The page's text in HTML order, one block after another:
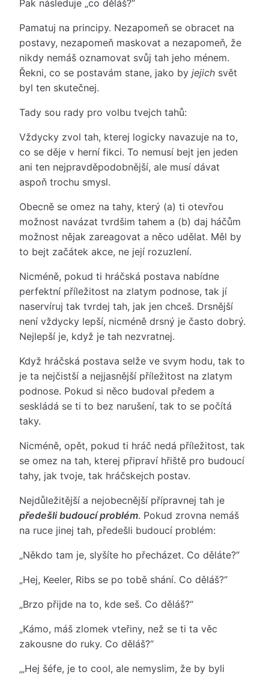
Pak následuje „co děláš?“
Pamatuj na principy. Nezapomeň se obracet na
postavy, nezapomeň maskovat a nezapomeň, že
nikdy nemáš oznamovat svůj tah jeho ménem.
Řekni, co se postavám stane, jako by jejich svět
byl ten skutečnej.
Tady sou rady pro volbu tvejch tahů:
Vždycky zvol tah, kterej logicky navazuje na to,
co se děje v herní fikci. To nemusí bejt jen jeden
ani ten nejpravděpodobnější, ale musí dávat
aspoň trochu smysl.
Obecně se omez na tahy, který (a) ti otevřou
možnost navázat tvrdšim tahem a (b) daj háčům
možnost nějak zareagovat a něco udělat. Měl by
to bejt začátek akce, ne její rozuzlení.
Nicméně, pokud ti hráčská postava nabídne
perfektní příležitost na zlatym podnose, tak jí
naservíruj tak tvrdej tah, jak jen chceš. Drsnější
není vždycky lepší, nicméně drsný je často dobrý.
Nejlepší je, když je tah nezvratnej.
Když hráčská postava selže ve svym hodu, tak to
je ta nejčistší a nejjasnější příležitost na zlatym
podnose. Pokud si něco budoval předem a
seskládá se ti to bez narušení, tak to se počítá
taky.
Nicméně, opět, pokud ti hráč nedá příležitost, tak
se omez na tah, kterej připraví hřiště pro budoucí
tahy, jak tvoje, tak hráčskejch postav.
Nejdůležitější a nejobecnější přípravnej tah je
předešli budoucí problém. Pokud zrovna nemáš
na ruce jinej tah, předešli budoucí problém:
„Někdo tam je, slyšíte ho přecházet. Co děláte?“
„Hej, Keeler, Ribs se po tobě shání. Co děláš?“
„Brzo přijde na to, kde seš. Co děláš?“
„Kámo, máš zlomek vteřiny, než se ti ta věc
zakousne do ruky. Co děláš?“
„‚Hej šéfe, je to cool, ale nemyslim, že by byli